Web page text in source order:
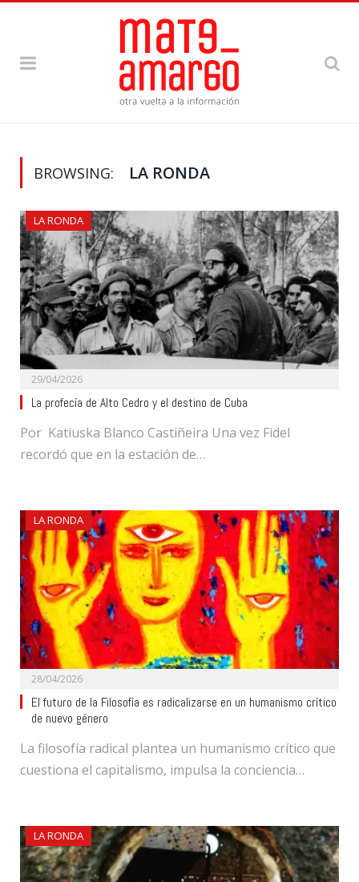
BROWSING: LA RONDA
LA RONDA
29/04/2026
La profecía de Alto Cedro y el destino de Cuba
Por Katiuska Blanco Castiñeira Una vez Fidel
recordó que en la estación de…
LA RONDA
28/04/2026
El futuro de la Filosofía es radicalizarse en un humanismo crítico
de nuevo género
La filosofía radical plantea un humanismo crítico que
cuestiona el capitalismo, impulsa la conciencia…
LA RONDA